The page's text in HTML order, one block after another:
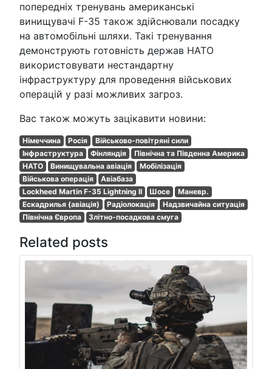
попередніх тренувань американські
винищувачі F-35 також здійснювали посадку
на автомобільні шляхи. Такі тренування
демонструють готовність держав НАТО
використовувати нестандартну
інфраструктуру для проведення військових
операцій у разі можливих загроз.
Вас також можуть зацікавити новини:
Німеччина Росія
Військово-повітряні сили
Інфраструктура
Фінляндія
Північна та Південна Америка
НАТО
Винищувальна авіація
Мобілізація
Військова операція
Авіабаза
Lockheed Martin F-35 Lightning II
Шосе
Маневр.
Ескадрилья (авіація)
Радіолокація
Надзвичайна ситуація
Північна Європа
Злітно-посадкова смуга
Related posts